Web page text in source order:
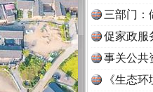
三部门：
促家政服
事关公共
《生态